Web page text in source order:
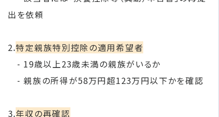
出を依頼
2.特定親族特別控除の適用希望者
- 19歳以上23歳未満の親族がいるか
- 親族の所得が58万円超123万円以下かを確認
3.年収の再確認